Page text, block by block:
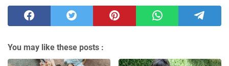
You may like these posts :